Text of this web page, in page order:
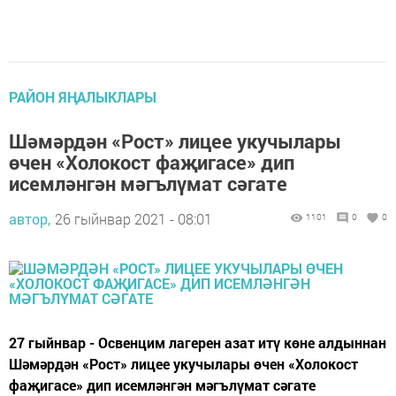
РАЙОН ЯҢАЛЫКЛАРЫ
Шәмәрдән «Рост» лицее укучылары
өчен «Холокост фаҗигасе» дип
исемләнгән мәгълүмат сәгате
автор, 26 гыйнвар 2021 - 08:01 1101 0 0
27 гыйнвар - Освенцим лагерен азат итү көне алдыннан
Шәмәрдән «Рост» лицее укучылары өчен «Холокост
фаҗигасе» дип исемләнгән мәгълүмат сәгате